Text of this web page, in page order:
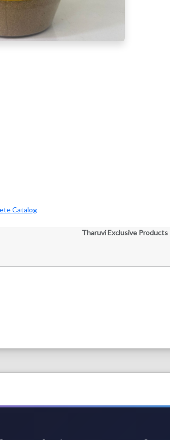
Catalog
Tharuvi Exclusive Products